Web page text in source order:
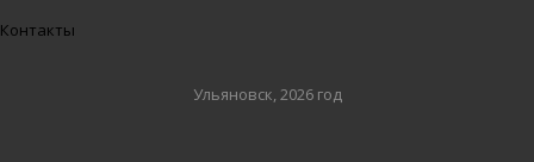
Контакты
Ульяновск, 2026 год